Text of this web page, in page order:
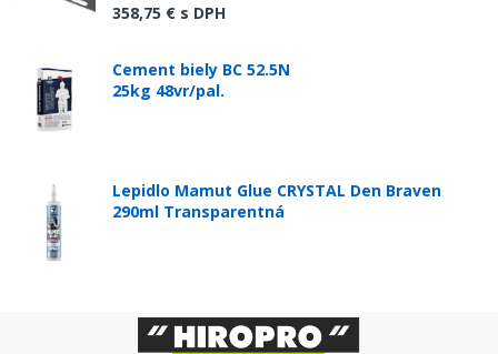
358,75 € s DPH
Cement biely BC 52.5N
25kg 48vr/pal.
Lepidlo Mamut Glue CRYSTAL Den Braven
290ml Transparentná